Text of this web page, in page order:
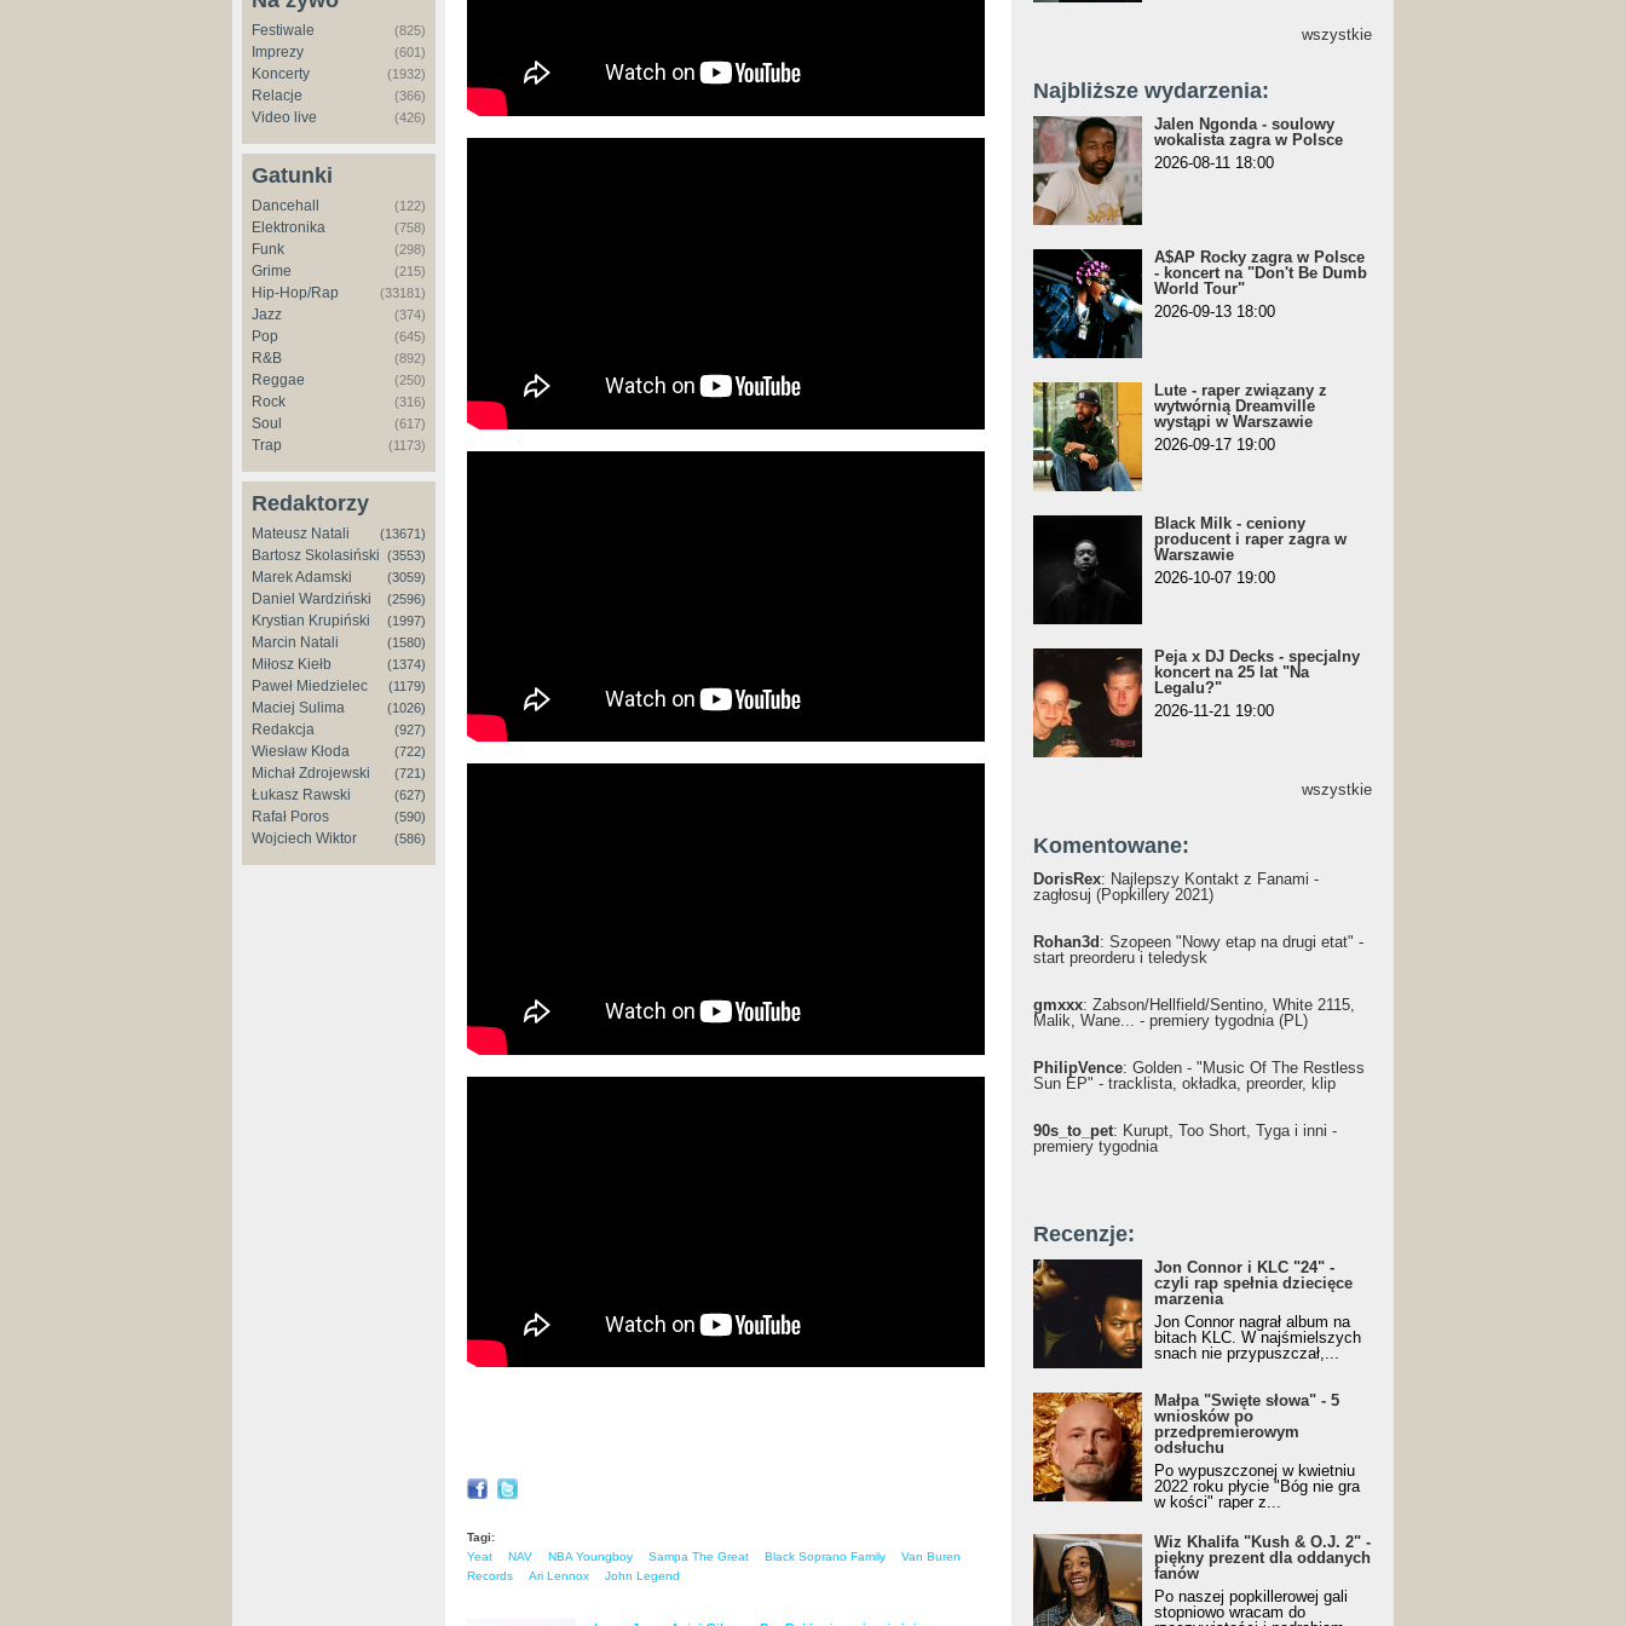
Festiwale (825)
Imprezy (601)
Koncerty (1932)
Relacje (366)
Video live (426)
Gatunki
Dancehall (122)
Elektronika (758)
Funk (298)
Grime (215)
Hip-Hop/Rap (33181)
Jazz (374)
Pop (645)
R&B (892)
Reggae (250)
Rock (316)
Soul (617)
Trap (1173)
Redaktorzy
Mateusz Natali (13671)
Bartosz Skolasiński (3553)
Marek Adamski (3059)
Daniel Wardziński (2596)
Krystian Krupiński (1997)
Marcin Natali (1580)
Miłosz Kiełb (1374)
Paweł Miedzielec (1179)
Maciej Sulima (1026)
Redakcja (927)
Wiesław Kłoda (722)
Michał Zdrojewski (721)
Łukasz Rawski (627)
Rafał Poros (590)
Wojciech Wiktor (586)
Tagi:
Yeat
NAV NBA Youngboy Sampa The Great Black Soprano Family
Van Buren
Records
Ari Lennox John Legend
wszystkie
Najbliższe wydarzenia:
Jalen Ngonda - soulowy
wokalista zagra w Polsce
2026-08-11 18:00
A$AP Rocky zagra w Polsce
- koncert na "Don't Be Dumb
World Tour"
2026-09-13 18:00
Lute - raper związany z
wytwórnią Dreamville
wystąpi w Warszawie
2026-09-17 19:00
Black Milk - ceniony
producent i raper zagra w
Warszawie
2026-10-07 19:00
Peja x DJ Decks - specjalny
koncert na 25 lat "Na
Legalu?"
2026-11-21 19:00
wszystkie
Komentowane:
DorisRex: Najlepszy Kontakt z Fanami -
zagłosuj (Popkillery 2021)
Rohan3d : Szopeen "Nowy etap na drugi etat" -
start preorderu i teledysk
gmxxx: Żabson/Hellfield/Sentino, White 2115,
Malik, Wane... - premiery tygodnia (PL)
PhilipVence: Golden - "Music Of The Restless
Sun EP" - tracklista, okładka, preorder, klip
90s_to_pet: Kurupt, Too Short, Tyga i inni -
premiery tygodnia
Recenzje:
Jon Connor i KLC "24" -
czyli rap spełnia dziecięce
marzenia
Jon Connor nagrał album na
bitach KLC. W najśmielszych
snach nie przypuszczał,...
Małpa "Święte słowa" - 5
wniosków po
przedpremierowym
odsłuchu
Po wypuszczonej w kwietniu
2022 roku płycie "Bóg nie gra
w kości" raper z...
Wiz Khalifa "Kush & O.J. 2" -
piękny prezent dla oddanych
fanów
Po naszej popkillerowej gali
stopniowo wracam do